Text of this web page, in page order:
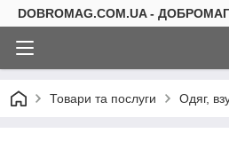
DOBROMAG.COM.UA - ДОБРОМАГ
Товари та послуги Одяг,